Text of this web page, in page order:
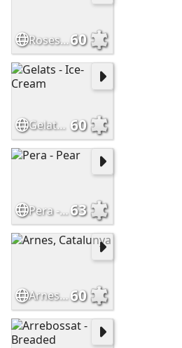
Roses, Catalunya60
Gelats - Ice-Cream 60
Pera - Pear63
Arnes, Catalunya60